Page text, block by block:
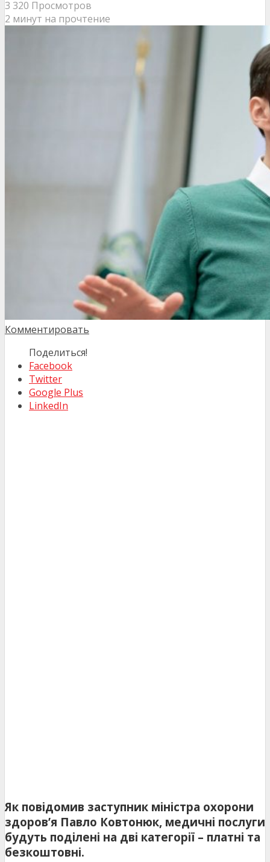
3 320 Просмотров
2 минут на прочтение
Комментировать
Поделиться!
Facebook
Twitter
Google Plus
LinkedIn
Як повідомив заступник міністра охорони
здоров’я Павло Ковтонюк, медичні послуги
будуть поділені на дві категорії – платні та
безкоштовні.